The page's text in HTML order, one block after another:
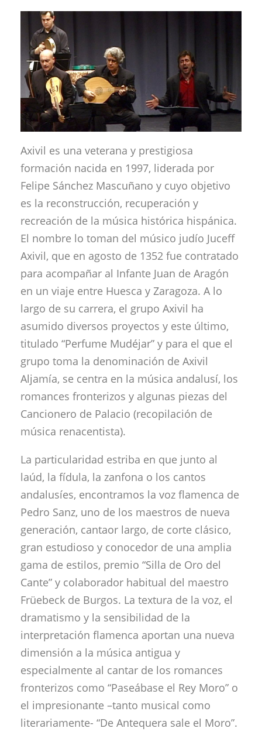
Axivil es una veterana y prestigiosa
formación nacida en 1997, liderada por
Felipe Sánchez Mascuñano y cuyo objetivo
es la reconstrucción, recuperación y
recreación de la música histórica hispánica.
El nombre lo toman del músico judío Juceff
Axivil, que en agosto de 1352 fue contratado
para acompañar al Infante Juan de Aragón
en un viaje entre Huesca y Zaragoza. A lo
largo de su carrera, el grupo Axivil ha
asumido diversos proyectos y este último,
titulado “Perfume Mudéjar” y para el que el
grupo toma la denominación de Axivil
Aljamía, se centra en la música andalusí, los
romances fronterizos y algunas piezas del
Cancionero de Palacio (recopilación de
música renacentista).
La particularidad estriba en que junto al
laúd, la fídula, la zanfona o los cantos
andalusíes, encontramos la voz flamenca de
Pedro Sanz, uno de los maestros de nueva
generación, cantaor largo, de corte clásico,
gran estudioso y conocedor de una amplia
gama de estilos, premio “Silla de Oro del
Cante” y colaborador habitual del maestro
Früebeck de Burgos. La textura de la voz, el
dramatismo y la sensibilidad de la
interpretación flamenca aportan una nueva
dimensión a la música antigua y
especialmente al cantar de los romances
fronterizos como “Paseábase el Rey Moro” o
el impresionante –tanto musical como
literariamente- “De Antequera sale el Moro”.